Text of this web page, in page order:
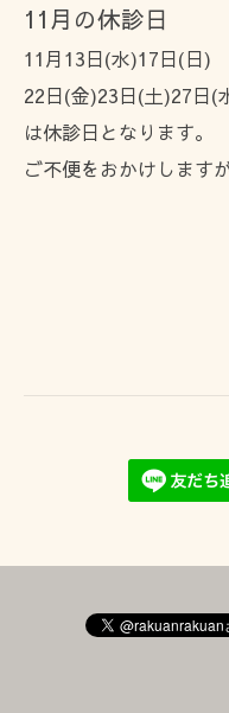
11月の休診日
11月13日(水)17日(日)
22日(金)23日(土)27日(
は休診日となります。
ご不便をおかけします